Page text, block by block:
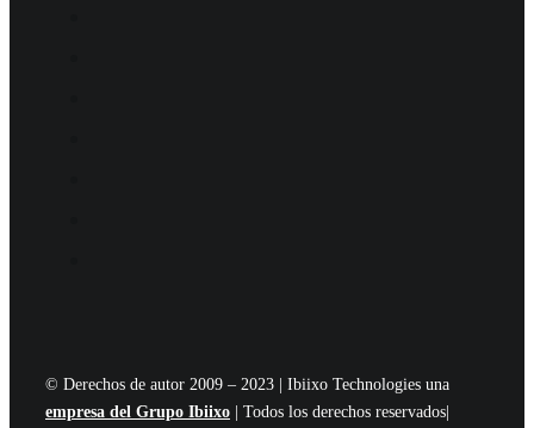
© Derechos de autor 2009 – 2023 | Ibiixo Technologies una
empresa del Grupo Ibiixo| Todos los derechos reservados|